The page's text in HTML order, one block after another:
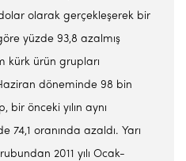
olarak gerçekleşerek bir
yüzde 93,8 azalmış
kürk ürün grupları
döneminde 98 bin
bir önceki yılın aynı
oranında azaldı. Yarı
2011 yılı Ocak-